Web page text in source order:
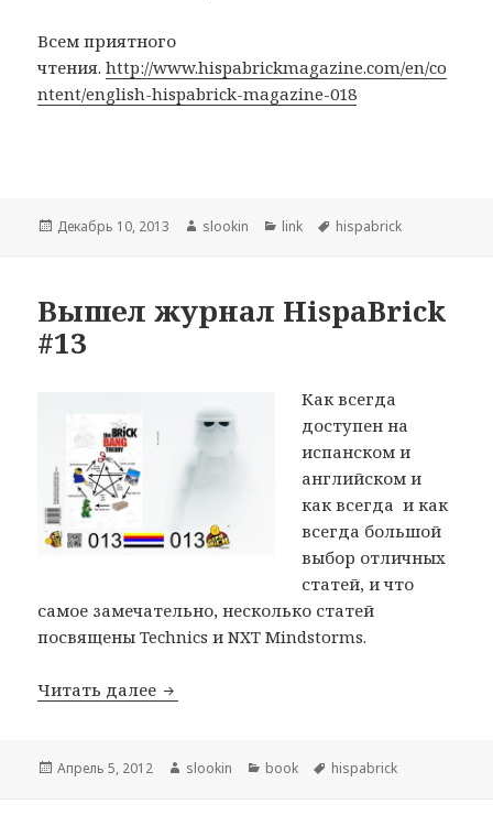
Всем приятного
чтения.http://www.hispabrickmagazine.com/en/co
ntent/english-hispabrick-magazine-018
Опубликовано
Декабрь 10, 2013 Автор
slookin Рубрики
link Метки
hispabrick
Вышел журнал HispaBrick
#13
Как всегда
доступен на
испанском и
английском и
как всегда и как
всегда большой
выбор отличных
статей, и что
самое замечательно, несколько статей
посвящены Technics и NXT Mindstorms.
Читать далее Вышел журнал HispaBrick #13
Опубликовано
Апрель 5, 2012 Автор
slookin Рубрики
book Метки
hispabrick